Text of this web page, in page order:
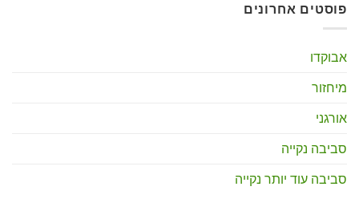
פוסטים אחרונים
אבוקדו
מיחזור
אורגני
סביבה נקייה
סביבה עוד יותר נקייה